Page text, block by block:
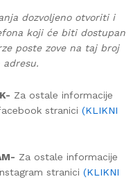
dozvoljeno otvoriti i
koji će biti dostupan
poste zove na taj broj
adresu.
Za ostale informacije
stranici (KLIKNI
Za ostale informacije
stranici (KLIKNI